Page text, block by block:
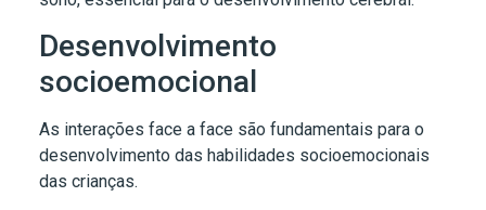
Desenvolvimento
socioemocional
As interações face a face são fundamentais para o
desenvolvimento das habilidades socioemocionais
das crianças.